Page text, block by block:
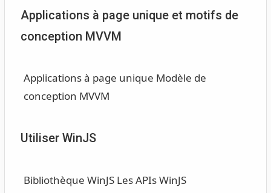
Applications à page unique et motifs de
conception MVVM
Applications à page unique Modèle de
conception MVVM
Utiliser WinJS
Bibliothèque WinJS Les APIs WinJS